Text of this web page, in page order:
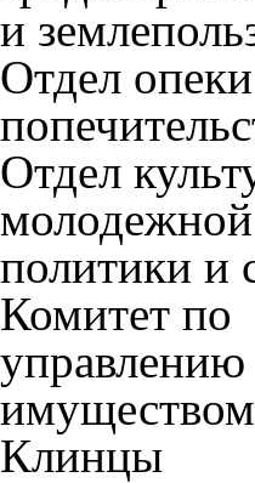
и
Отдел
Отдел
молодежной
политики и
Комитет по
управлению
Клинцы